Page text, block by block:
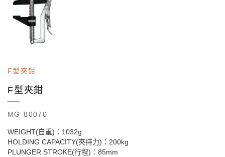
F型夾鉗
F型夾鉗
MG-80070
WEIGHT(自重)：1032g
HOLDING CAPACITY(夾持力)：200kg
PLUNGER STROKE(行程)：85mm